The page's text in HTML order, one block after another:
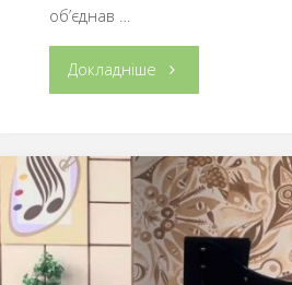
об’єднав …
Докладніше "ОБЛАСНИЙ
ХОРЕОГРАФІЧНИХ
ВІДДІЛЕНЬ
ЗІБРАВ